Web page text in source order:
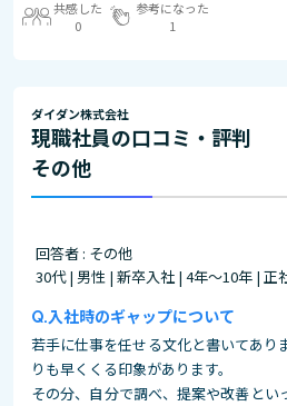
共感した
0
参考になった
1
ダイダン株式会社
現職社員の口コミ・評判
その他
回答者 : その他
30代 | 男性 | 新卒入社 | 4年～10年 | 正
入社時のギャップについて
若手に仕事を任せる文化と書いてあり
りも早くくる印象があります。
その分、自分で調べ、提案や改善とい